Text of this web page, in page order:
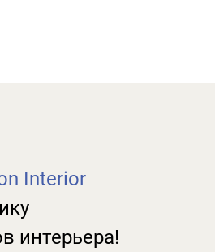
Interior
интерьера!